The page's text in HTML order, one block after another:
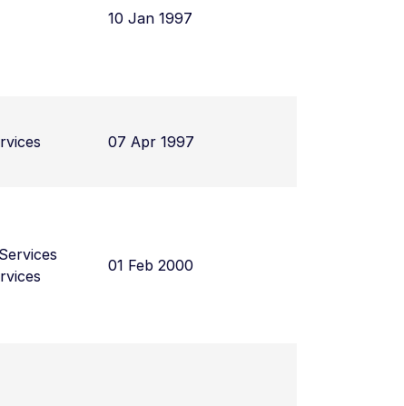
10 Jan 1997
07 Apr 1997
01 Feb 2000